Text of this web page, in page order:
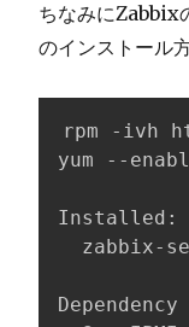
ちなみにZabbix
のインストール
rpm -ivh
yum --
Installed: